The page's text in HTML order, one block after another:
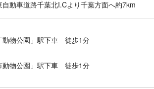
自動車道路千葉北I.Cより千葉方面へ約7km
動物公園」駅下車 徒歩1分
動物公園」駅下車 徒歩1分